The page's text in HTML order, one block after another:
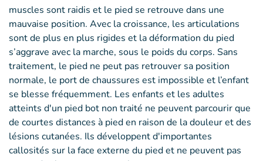
muscles sont raidis et le pied se retrouve dans une
mauvaise position. Avec la croissance, les articulations
sont de plus en plus rigides et la déformation du pied
s’aggrave avec la marche, sous le poids du corps. Sans
traitement, le pied ne peut pas retrouver sa position
normale, le port de chaussures est impossible et l’enfant
se blesse fréquemment. Les enfants et les adultes
atteints d'un pied bot non traité ne peuvent parcourir que
de courtes distances à pied en raison de la douleur et des
lésions cutanées. Ils développent d'importantes
callosités sur la face externe du pied et ne peuvent pas